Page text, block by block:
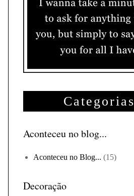
Categorias
Aconteceu no blog...
Aconteceu no Blog... (15)
Decoração